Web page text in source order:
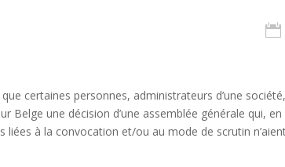

certaines personnes, administrateurs d’une
Belge une décision d’une assemblée générale qui,
liées à la convocation et/ou au mode de scrutin